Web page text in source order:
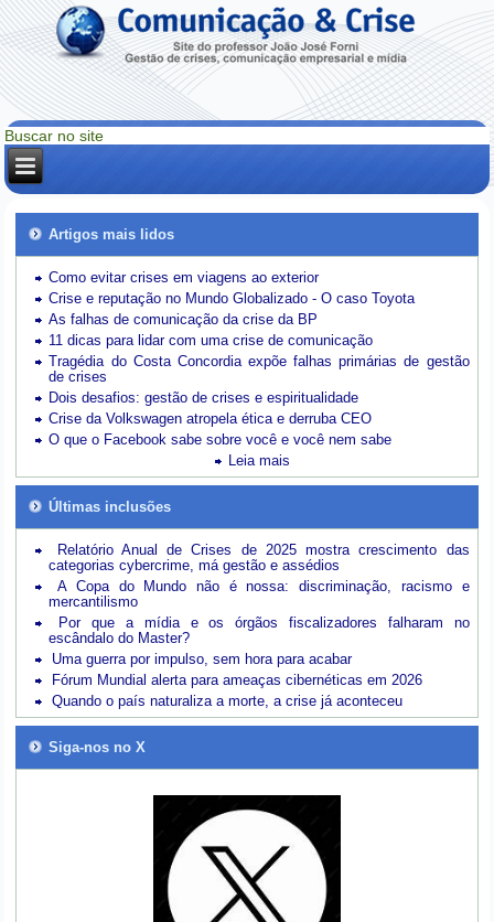
Artigos mais lidos
Como evitar crises em viagens ao exterior
Crise e reputação no Mundo Globalizado - O caso Toyota
As falhas de comunicação da crise da BP
11 dicas para lidar com uma crise de comunicação
Tragédia do Costa Concordia expõe falhas primárias de gestão
de crises
Dois desafios: gestão de crises e espiritualidade
Crise da Volkswagen atropela ética e derruba CEO
O que o Facebook sabe sobre você e você nem sabe
Leia mais
Últimas inclusões
Relatório Anual de Crises de 2025 mostra crescimento das
categorias cybercrime, má gestão e assédios
A Copa do Mundo não é nossa: discriminação, racismo e
mercantilismo
Por que a mídia e os órgãos fiscalizadores falharam no
escândalo do Master?
Uma guerra por impulso, sem hora para acabar
Fórum Mundial alerta para ameaças cibernéticas em 2026
Quando o país naturaliza a morte, a crise já aconteceu
Siga-nos no X